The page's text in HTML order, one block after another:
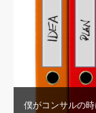
僕がコンサルの